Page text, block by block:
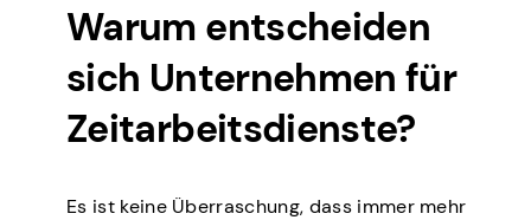
Warum entscheiden
sich Unternehmen für
Zeitarbeitsdienste?
Es ist keine Überraschung, dass immer mehr